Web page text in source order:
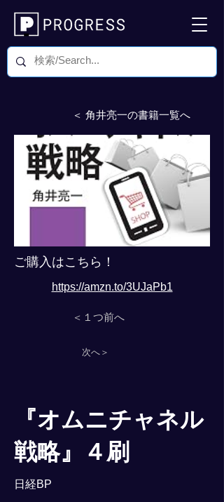
＜ 角井亮一の書籍一覧へ
ご購入はこちら！
https://amzn.to/3UJaPb1
＜１つ前へ
次へ＞
『オムニチャネル
戦略』４刷
日経BP